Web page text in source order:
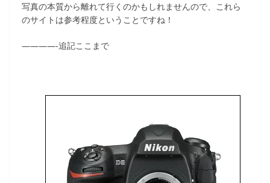
写真の本質から離れて行くのかもしれませんので、これら
のサイトは参考程度ということですね！
————-追記ここまで